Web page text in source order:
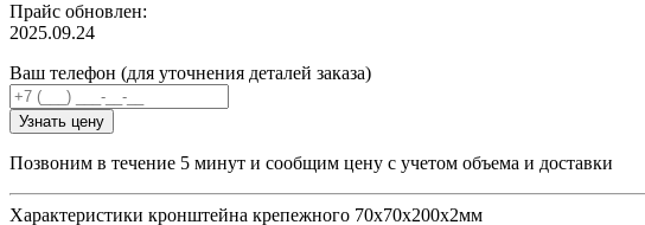
Прайс обновлен:
2025.09.24
Ваш телефон (для уточнения деталей заказа)
Узнать цену
Позвоним в течение 5 минут и сообщим цену с учетом объема и доставки
Характеристики кронштейна крепежного 70х70х200х2мм